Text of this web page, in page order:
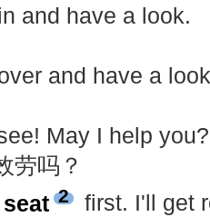
and have a look.
and have a
May I help you?
劳吗？
seat 2
first. I'll get